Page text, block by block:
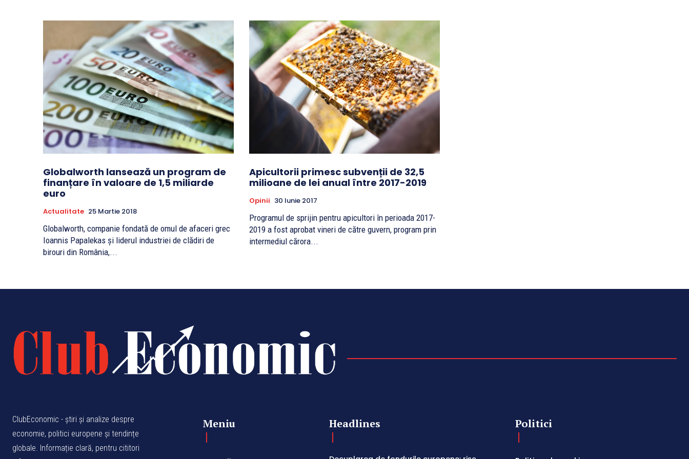
Globalworth lansează un program de
finanțare în valoare de 1,5 miliarde
euro
Actualitate 25 Martie 2018
Globalworth, companie fondată de omul de afaceri grec
Ioannis Papalekas și liderul industriei de clădiri de
birouri din România,...
Apicultorii primesc subvenții de 32,5
milioane de lei anual între 2017-2019
Opinii 30 Iunie 2017
Programul de sprijin pentru apicultori în perioada 2017-
2019 a fost aprobat vineri de către guvern, program prin
intermediul cărora...
ClubEconomic - știri și analize despre
economie, politici europene și tendințe
globale. Informație clară, pentru cititori
Meniu Headlines Politici